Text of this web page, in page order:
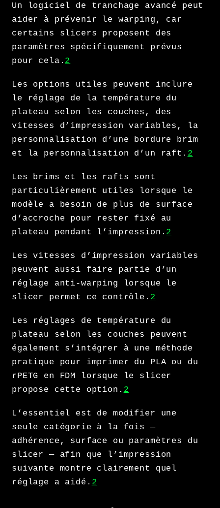
Un logiciel de tranchage avancé peut
aider à prévenir le warping, car
certains slicers proposent des
paramètres spécifiquement prévus
pour cela. 2
Les options utiles peuvent inclure
le réglage de la température du
plateau selon les couches, des
vitesses d’impression variables, la
personnalisation d’une bordure brim
et la personnalisation d’un raft. 2
Les brims et les rafts sont
particulièrement utiles lorsque le
modèle a besoin de plus de surface
d’accroche pour rester fixé au
plateau pendant l’impression. 2
Les vitesses d’impression variables
peuvent aussi faire partie d’un
réglage anti-warping lorsque le
slicer permet ce contrôle. 2
Les réglages de température du
plateau selon les couches peuvent
également s’intégrer à une méthode
pratique pour imprimer du PLA ou du
rPETG en FDM lorsque le slicer
propose cette option. 2
L’essentiel est de modifier une
seule catégorie à la fois —
adhérence, surface ou paramètres du
slicer — afin que l’impression
suivante montre clairement quel
réglage a aidé. 2